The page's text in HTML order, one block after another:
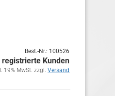
Best.-Nr.: 100526
Kunden
19% MwSt. zzgl.Versand